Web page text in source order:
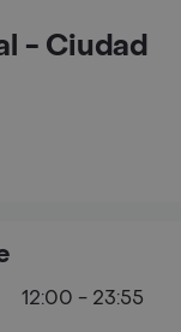
- Ciudad
12:00 - 23:55